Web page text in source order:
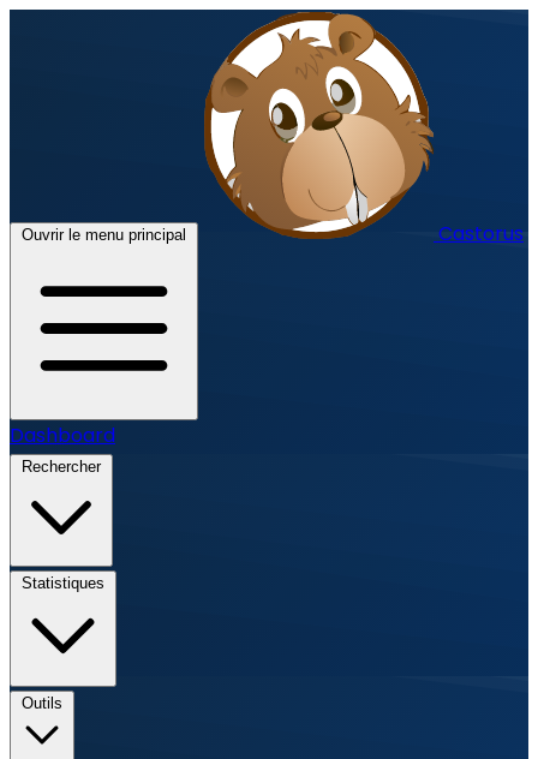
Ouvrir le menu principal Castorus
Dashboard
Rechercher
Statistiques
Outils